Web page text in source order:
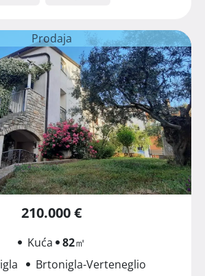
Prodaja
210.000 €
Kuća 82㎡
Brtonigla-Verteneglio